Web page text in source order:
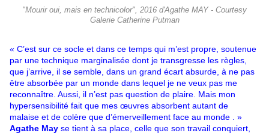
"Mourir oui, mais en technicolor", 2016 d'Agathe MAY - Courtesy
Galerie Catherine Putman
« C’est sur ce socle et dans ce temps qui m’est propre, soutenue
par une technique marginalisée dont je transgresse les règles,
que j’arrive, il se semble, dans un grand écart absurde, à ne pas
être absorbée par un monde dans lequel je ne veux pas me
reconnaître. Aussi, il n’est pas question de plaire. Mais mon
hypersensibilité fait que mes œuvres absorbent autant de
malaise et de colère que d’émerveillement face au monde . »
Agathe May se tient à sa place, celle que son travail conquiert,